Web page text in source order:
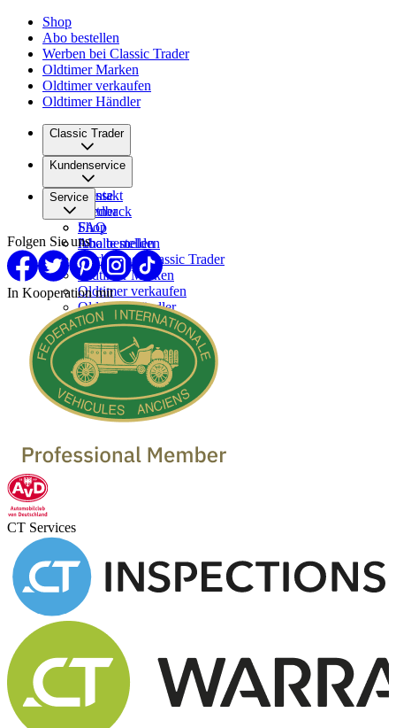
Shop
Abo bestellen
Werben bei Classic Trader
Oldtimer Marken
Oldtimer verkaufen
Oldtimer Händler
Classic Trader
Über uns
Karriere
Presse
Partner
Kundenservice
Kontakt
Feedback
FAQ
Inhalte melden
Service
Shop
Abo bestellen
Werben bei Classic Trader
Oldtimer Marken
Oldtimer verkaufen
Oldtimer Händler
Folgen Sie uns
In Kooperation mit
CT Services